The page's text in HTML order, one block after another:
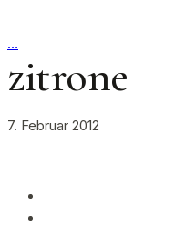
…
zitrone
7. Februar 2012